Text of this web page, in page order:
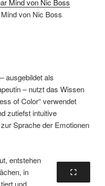
von Nic Boss
ausgebildet als
– nutzt das Wissen
of Color“ verwendet
zutiefst intuitive
Sprache der Emotionen
entstehen
in
und